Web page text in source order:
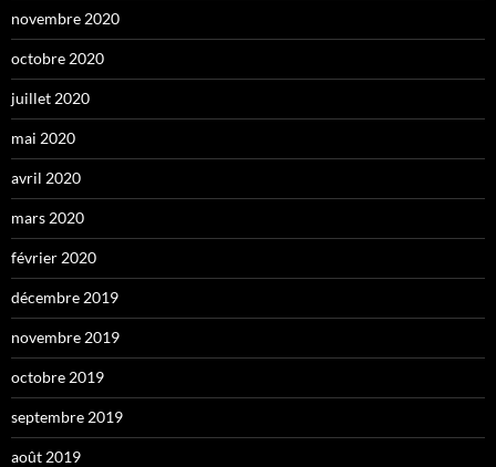
novembre 2020
octobre 2020
juillet 2020
mai 2020
avril 2020
mars 2020
février 2020
décembre 2019
novembre 2019
octobre 2019
septembre 2019
août 2019